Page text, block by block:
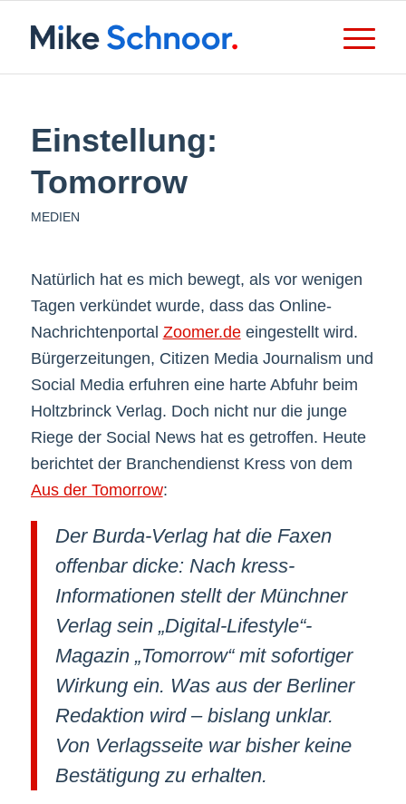
Einstellung:
Tomorrow
MEDIEN
Natürlich hat es mich bewegt, als vor wenigen
Tagen verkündet wurde, dass das Online-
Nachrichtenportal Zoomer.deeingestellt wird.
Bürgerzeitungen, Citizen Media Journalism und
Social Media erfuhren eine harte Abfuhr beim
Holtzbrinck Verlag. Doch nicht nur die junge
Riege der Social News hat es getroffen. Heute
berichtet der Branchendienst Kress von dem
Aus der Tomorrow:
Der Burda-Verlag hat die Faxen
offenbar dicke: Nach kress-
Informationen stellt der Münchner
Verlag sein „Digital-Lifestyle“-
Magazin „Tomorrow“ mit sofortiger
Wirkung ein. Was aus der Berliner
Redaktion wird – bislang unklar.
Von Verlagsseite war bisher keine
Bestätigung zu erhalten.